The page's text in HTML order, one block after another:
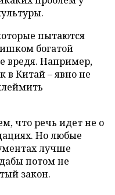
пытаются
богатой
вредя. Например,
Китай – явно не
что речь идет не о
Но любые
лучше
потом не
закон.